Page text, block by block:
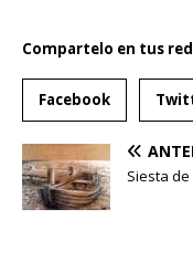
Compartelo en tus
Facebook
Siesta